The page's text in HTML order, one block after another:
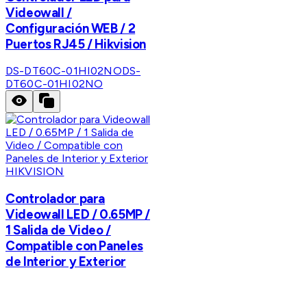
Videowall /
Configuración WEB / 2
Puertos RJ45 / Hikvision
DS-DT60C-01HI02NODS-
DT60C-01HI02NO
HIKVISION
Controlador para
Videowall LED / 0.65MP /
1 Salida de Video /
Compatible con Paneles
de Interior y Exterior